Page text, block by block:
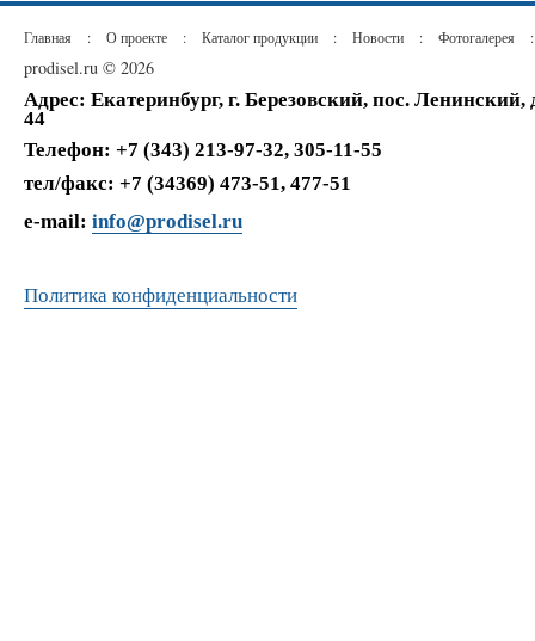
Главная : О проекте : Каталог продукции : Новости : Фотогалерея :
prodisel.ru © 2026
Адрес: Екатеринбург, г. Березовский, пос. Ленинский,
44
Телефон: +7 (343) 213-97-32, 305-11-55
тел/факс: +7 (34369) 473-51, 477-51
e-mail: info@prodisel.ru
Политика конфиденциальности